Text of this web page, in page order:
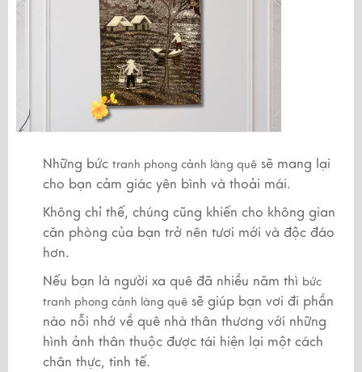
Những bức tranh phong cảnh làng quê sẽ mang lại
cho bạn cảm giác yên bình và thoải mái.
Không chỉ thế, chúng cũng khiến cho không gian
căn phòng của bạn trở nên tươi mới và độc đáo
hơn.
Nếu bạn là người xa quê đã nhiều năm thì bức
tranh phong cảnh làng quê sẽ giúp bạn vơi đi phần
nào nỗi nhớ về quê nhà thân thương với những
hình ảnh thân thuộc được tái hiện lại một cách
chân thực, tinh tế.